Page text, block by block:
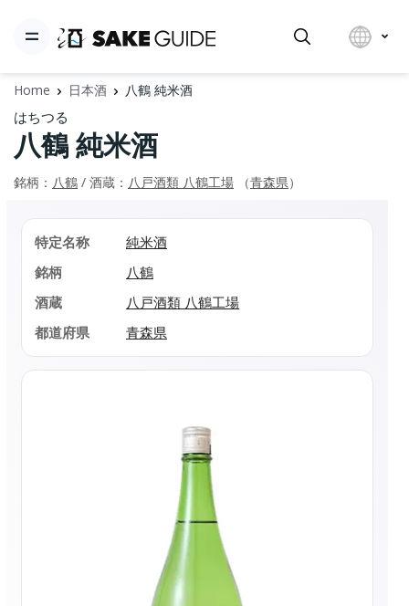
Home 日本酒 八鶴 純米酒
はちつる
八鶴 純米酒
銘柄： 八鶴 / 酒蔵： 八戸酒類 八鶴工場 （青森県）
特定名称
純米酒
銘柄
八鶴
酒蔵
八戸酒類 八鶴工場
都道府県
青森県